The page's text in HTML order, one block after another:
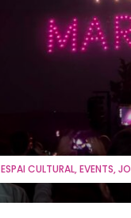
ESPAI CULTURAL EVENTS